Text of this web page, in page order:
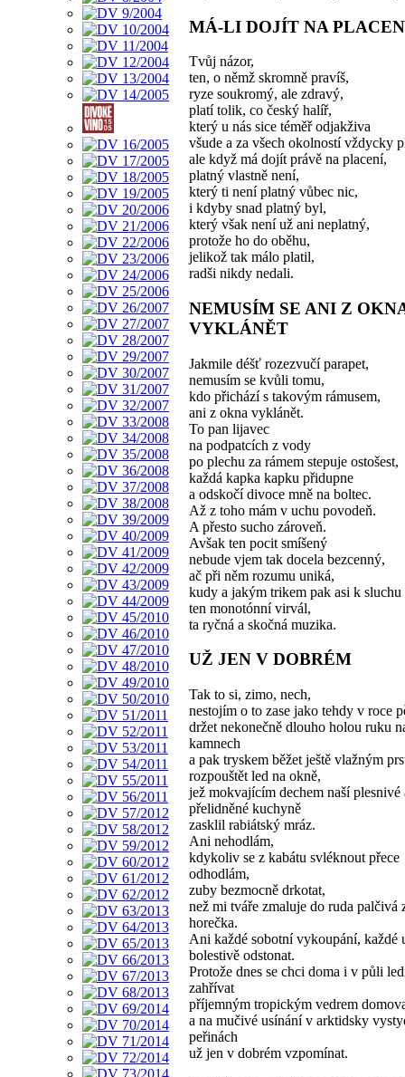
MÁ-LI DOJÍT NA
Tvůj názor,
ten, o němž skromně pravíš,
ryze soukromý, ale zdravý,
platí tolik, co český halíř,
který u nás sice téměř odjakživa
všude a za všech okolností vždycky
ale když má dojít právě na placení,
platný vlastně není,
který ti není platný vůbec nic,
i kdyby snad platný byl,
který však není už ani neplatný,
protože ho do oběhu,
jelikož tak málo platil,
radši nikdy nedali.
NEMUSÍM SE ANI Z
VYKLÁNĚT
Jakmile déšť rozezvučí parapet,
nemusím se kvůli tomu,
kdo přichází s takovým rámusem,
ani z okna vyklánět.
To pan lijavec
na podpatcích z vody
po plechu za rámem stepuje ostošest,
každá kapka kapku přidupne
a odskočí divoce mně na boltec.
Až z toho mám v uchu povodeň.
A přesto sucho zároveň.
Avšak ten pocit smíšený
nebude vjem tak docela bezcenný,
ač při něm rozumu uniká,
kudy a jakým trikem pak asi k
ten monotónní virvál,
ta ryčná a skočná muzika.
UŽ JEN V DOBRÉM
Tak to si, zimo, nech,
nestojím o to zase jako tehdy v roce
držet nekonečně dlouho holou ruku
kamnech
a pak tryskem běžet ještě vlažným
rozpouštět led na okně,
jež mokvajícím dechem naší plesnivé
přelidněné kuchyně
zasklil rabiátský mráz.
Ani nehodlám,
kdykoliv se z kabátu svléknout přece
odhodlám,
zuby bezmocně drkotat,
než mi tváře zmaluje do ruda palčivá
horečka.
Ani každé sobotní vykoupání, každé
bolestivě odstonat.
Protože dnes se chci doma i v půli
zahřívat
příjemným tropickým vedrem
a na mučivé usínání v arktidsky
peřinách
už jen v dobrém vzpomínat.